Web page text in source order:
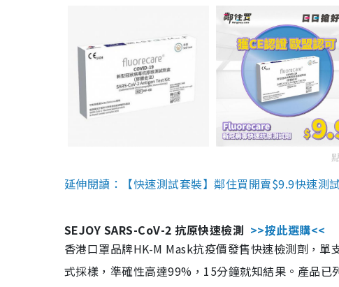
延伸閱讀：【快速測試套裝】鄰住買開賣$9.9快速測
SEJOY SARS-CoV-2 抗原快速檢測 >>按此選購<<
香港口罩品牌HK-M Mask抗疫價發售快速檢測劑，
式採樣，準確性高達99%，15分鐘就知結果。產品已